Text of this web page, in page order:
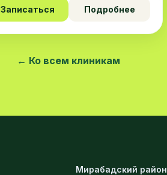
Записаться
Подробнее
← Ко всем клиникам
Мирабадский район